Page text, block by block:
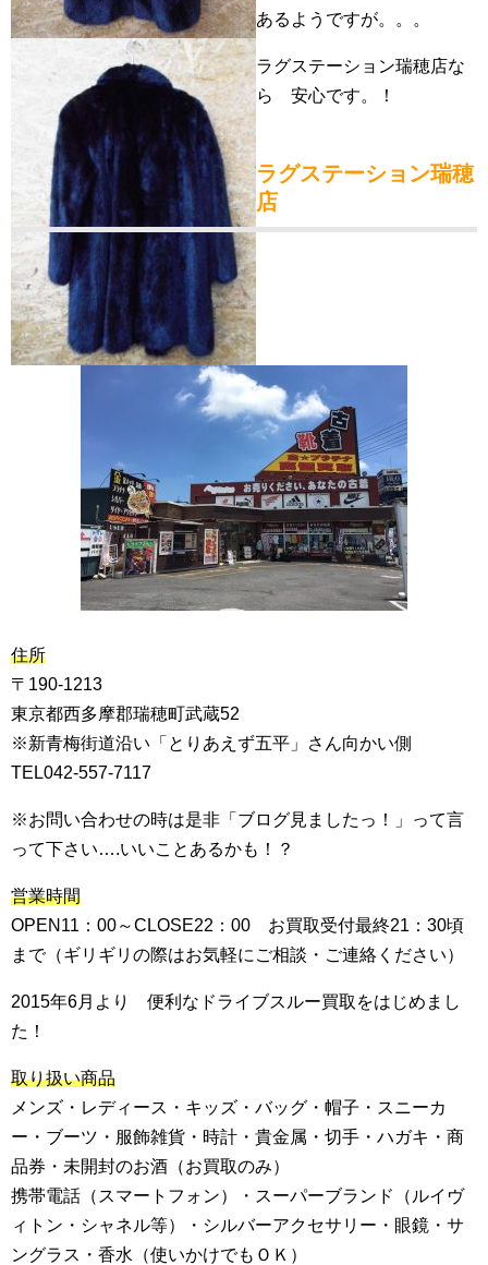
あるようですが。。。
ラグステーション瑞穂店な
ら 安心です。！
ラグステーション瑞穂
店
住所
〒190-1213
東京都西多摩郡瑞穂町武蔵52
※新青梅街道沿い「とりあえず五平」さん向かい側
TEL042-557-7117
※お問い合わせの時は是非「ブログ見ましたっ！」って言
って下さい….いいことあるかも！？
営業時間
OPEN11：00～CLOSE22：00 お買取受付最終21：30頃
まで（ギリギリの際はお気軽にご相談・ご連絡ください）
2015年6月より 便利なドライブスルー買取をはじめまし
た！
取り扱い商品
メンズ・レディース・キッズ・バッグ・帽子・スニーカ
ー・ブーツ・服飾雑貨・時計・貴金属・切手・ハガキ・商
品券・未開封のお酒（お買取のみ）
携帯電話（スマートフォン）・スーパーブランド（ルイヴ
ィトン・シャネル等）・シルバーアクセサリー・眼鏡・サ
ングラス・香水（使いかけでもＯＫ）